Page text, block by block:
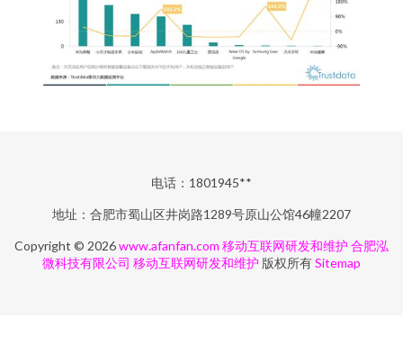
电话：1801945**
地址：合肥市蜀山区井岗路1289号原山公馆46幢2207
Copyright © 2026www.afanfan.com 移动互联网研发和维护 合肥泓
微科技有限公司 移动互联网研发和维护 版权所有Sitemap